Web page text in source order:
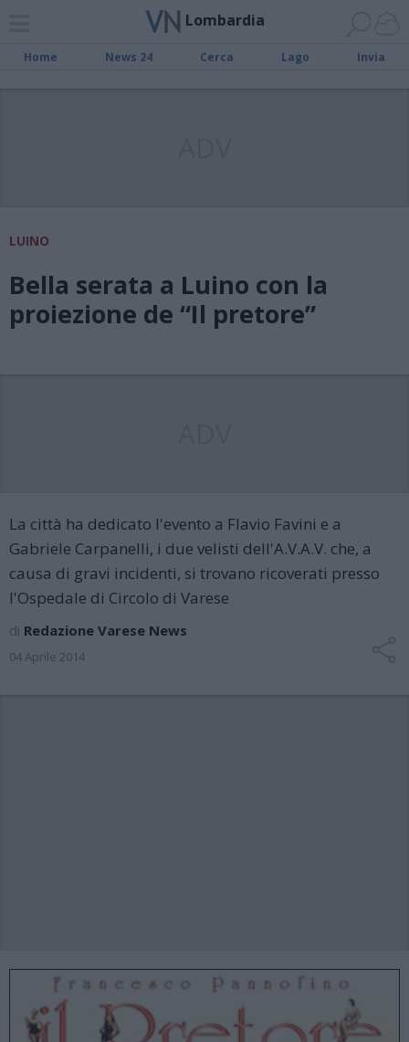
Lombardia
Home News 24 Cerca Lago Invia
LUINO
Bella serata a Luino con la
proiezione de “Il pretore”
La città ha dedicato l'evento a Flavio Favini e a
Gabriele Carpanelli, i due velisti dell'A.V.A.V. che, a
causa di gravi incidenti, si trovano ricoverati presso
l'Ospedale di Circolo di Varese
di Redazione Varese News
04 Aprile 2014